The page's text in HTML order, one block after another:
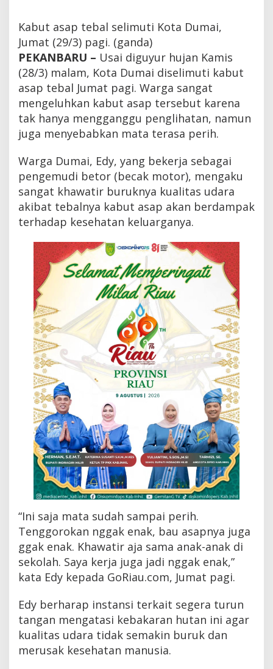
t
D
u
m
i
,
W
a
r
a
K
e
l
u
h
k
n
M
a
t
a
n
y
e
r
i
h
Kabut asap tebal selimuti Kota Dumai,
Jumat (29/3) pagi. (ganda)
PEKANBARU – Usai diguyur hujan Kamis
(28/3) malam, Kota Dumai diselimuti kabut
asap tebal Jumat pagi. Warga sangat
mengeluhkan kabut asap tersebut karena
tak hanya mengganggu penglihatan, namun
juga menyebabkan mata terasa perih.
Warga Dumai, Edy, yang bekerja sebagai
pengemudi betor (becak motor), mengaku
sangat khawatir buruknya kualitas udara
akibat tebalnya kabut asap akan berdampak
terhadap kesehatan keluarganya.
“Ini saja mata sudah sampai perih.
Tenggorokan nggak enak, bau asapnya juga
ggak enak. Khawatir aja sama anak-anak di
sekolah. Saya kerja juga jadi nggak enak,”
kata Edy kepada GoRiau.com, Jumat pagi.
Edy berharap instansi terkait segera turun
tangan mengatasi kebakaran hutan ini agar
kualitas udara tidak semakin buruk dan
merusak kesehatan manusia.